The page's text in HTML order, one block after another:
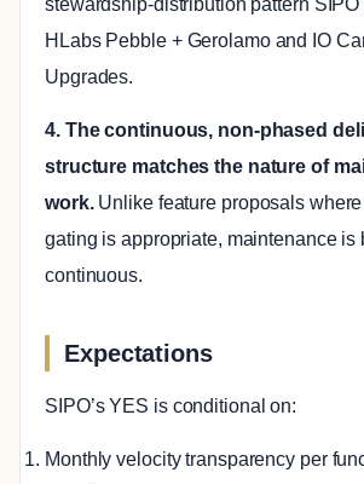
stewardship-distribution pattern
HLabs Pebble + Gerolamo and IO
Upgrades.
4. The continuous, non-phased
structure matches the nature of
work.Unlike feature proposals
gating is appropriate, maintenance is
continuous.
Expectations
SIPO’s YES is conditional on:
Monthly velocity transparency per